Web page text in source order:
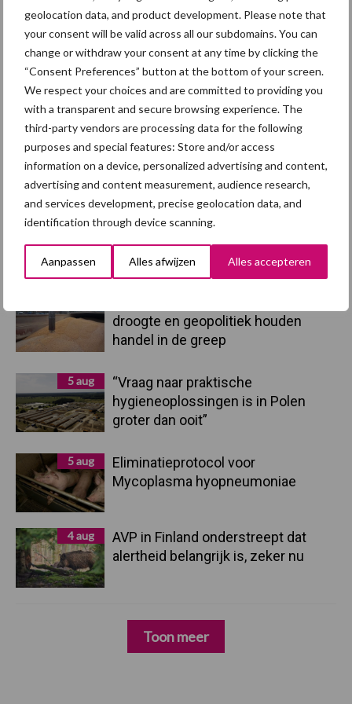
geolocation data, and product development. Please note that
your consent will be valid across all our subdomains. You can
change or withdraw your consent at any time by clicking the
“Consent Preferences” button at the bottom of your screen.
We respect your choices and are committed to providing you
with a transparent and secure browsing experience. The
third-party vendors are processing data for the following
purposes and special features: Store and/or access
information on a device, personalized advertising and content,
advertising and content measurement, audience research,
and services development, precise geolocation data, and
identification through device scanning.
Aanpassen Alles afwijzen Alles accepteren
Primaire
Sidebar
Recent nieuws Partner nieuws
7 aug
Britse varkenssector vreest
afzetcrisis in het najaar
droogte en geopolitiek houden
handel in de greep
5 aug
“Vraag naar praktische
hygieneoplossingen is in Polen
groter dan ooit”
5 aug
Eliminatieprotocol voor
Mycoplasma hyopneumoniae
4 aug
AVP in Finland onderstreept dat
alertheid belangrijk is, zeker nu
Toon meer
varkenspest
Brachyspira
Toon meer